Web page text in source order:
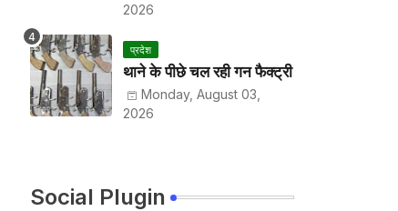
2026
प्रदेश
थाने के पीछे चल रही गन फैक्ट्री
Monday, August 03,
2026
Social Plugin